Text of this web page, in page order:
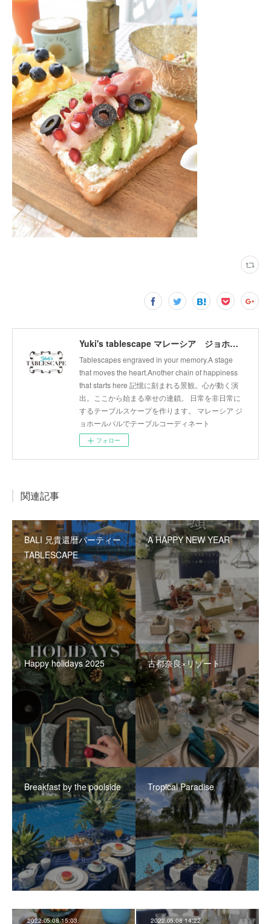
Yuki's tablescape マレーシア ジョホールバル テーブルコーディネート テーブルから幸せの連鎖広げます。
Tablescapes engraved in your memory.A stage
that moves the heart.Another chain of happiness
that starts here 記憶に刻まれる景観。心が動く演
出。ここから始まる幸せの連鎖。 日常を非日常に
するテーブルスケープを作ります。 マレーシア ジ
ョホールバルでテーブルコーディネート
フォロー
関連記事
BALI 兄貴還暦パーティー
TABLESCAPE
A HAPPY NEW YEAR
Happy holidays 2025 古都奈良×リゾート
Breakfast by the poolside Tropical Paradise
2022.05.08 15:03 2022.05.08 14:22